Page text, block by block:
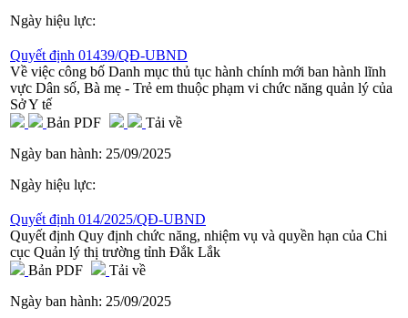
Ngày hiệu lực:
Quyết định 01439/QĐ-UBND
Về việc công bố Danh mục thủ tục hành chính mới ban hành lĩnh
vực Dân số, Bà mẹ - Trẻ em thuộc phạm vi chức năng quản lý của
Sở Y tế
Bản PDF
Tải về
Ngày ban hành: 25/09/2025
Ngày hiệu lực:
Quyết định 014/2025/QĐ-UBND
Quyết định Quy định chức năng, nhiệm vụ và quyền hạn của Chi
cục Quản lý thị trường tỉnh Đắk Lắk
Bản PDF
Tải về
Ngày ban hành: 25/09/2025